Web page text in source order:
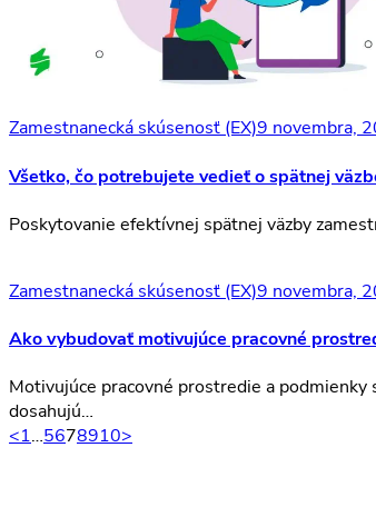
Zamestnanecká skúsenosť (EX)9 novembra,
Všetko, čo potrebujete vedieť o spätnej
Poskytovanie efektívnej spätnej väzby
Zamestnanecká skúsenosť (EX)9 novembra,
Ako vybudovať motivujúce pracovné
Motivujúce pracovné prostredie a podmienky
dosahujú…
<1…5678910>